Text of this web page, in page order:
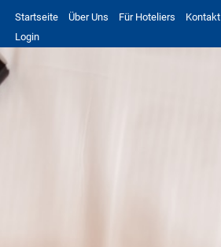
Startseite Über Uns Für Hoteliers
Kontakt
Login